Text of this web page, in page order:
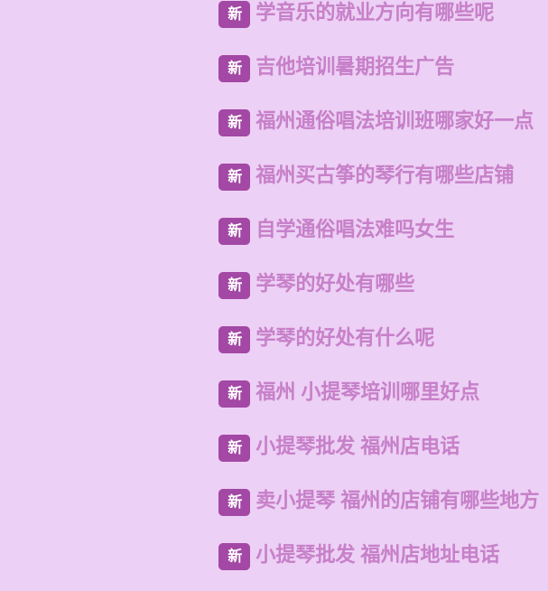
新 学音乐的就业方向有哪些呢
新 吉他培训暑期招生广告
新 福州通俗唱法培训班哪家好一点
新 福州买古筝的琴行有哪些店铺
新 自学通俗唱法难吗女生
新 学琴的好处有哪些
新 学琴的好处有什么呢
新 福州 小提琴培训哪里好点
新 小提琴批发 福州店电话
新 卖小提琴 福州的店铺有哪些地方
新 小提琴批发 福州店地址电话